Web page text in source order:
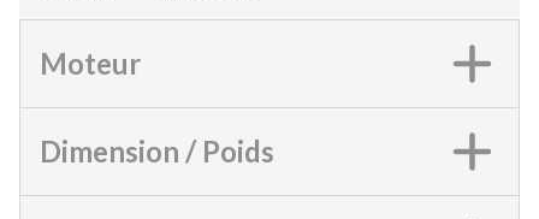
Moteur
Dimension / Poids